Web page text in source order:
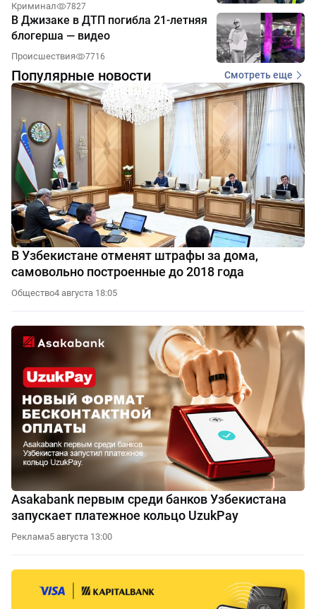
Криминал 7827
В Джизаке в ДТП погибла 21-летняя
блогерша — видео
Происшествия 7716
Популярные новости Смотреть еще
В Узбекистане отменят штрафы за дома,
самовольно построенные до 2018 года
Общество4 августа 18:05
Asakabank первым среди банков Узбекистана
запускает платежное кольцо UzukPay
Реклама5 августа 13:00